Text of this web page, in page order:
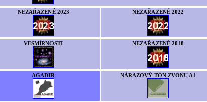
NEZAŘAZENÉ 2023 NEZAŘAZENÉ 2022
VESMÍRNOSTI NEZAŘAZENÉ 2018
AGADIR NÁRAZOVÝ TÓN ZVONU A1